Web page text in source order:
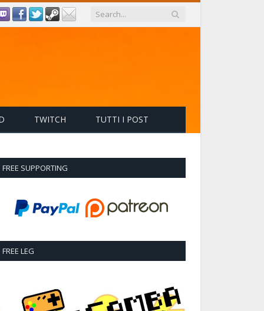
TWITCH TUTTI I POST
FREE SUPPORTING
FREE LEG